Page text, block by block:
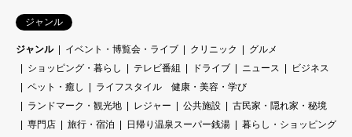
ジャンル
ジャンル イベント・博覧会・ライブ クリニック
グルメ
ショッピング・暮らし
テレビ番組 ドライブ ニュース
ビジネス
ペット・癒し
ライフスタイル 健康・美容・学び
ランドマーク・観光地
レジャー 公共施設
古民家・隠れ家・秘境
専門店
旅行・宿泊 日帰り温泉スーパー銭湯
暮らし・ショッピング